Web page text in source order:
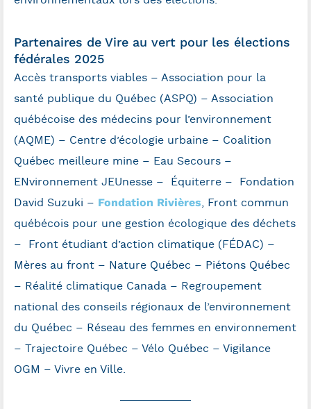
Partenaires de Vire au vert pour les élections
fédérales 2025
Accès transports viables – Association pour la
santé publique du Québec (ASPQ) – Association
québécoise des médecins pour l’environnement
(AQME) – Centre d’écologie urbaine – Coalition
Québec meilleure mine – Eau Secours –
ENvironnement JEUnesse – Équiterre – Fondation
David Suzuki – Fondation Rivières , Front commun
québécois pour une gestion écologique des déchets
– Front étudiant d’action climatique (FÉDAC) –
Mères au front – Nature Québec – Piétons Québec
– Réalité climatique Canada – Regroupement
national des conseils régionaux de l’environnement
du Québec – Réseau des femmes en environnement
– Trajectoire Québec – Vélo Québec – Vigilance
OGM – Vivre en Ville.